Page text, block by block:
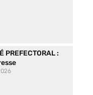
PREFECTORAL :